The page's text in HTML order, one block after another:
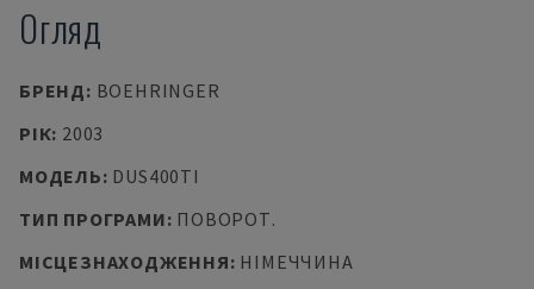
Огляд
БРЕНД: BOEHRINGER
РІК: 2003
МОДЕЛЬ: DUS400TI
ТИП ПРОГРАМИ: ПОВОРОТ.
МІСЦЕЗНАХОДЖЕННЯ: НІМЕЧЧИНА